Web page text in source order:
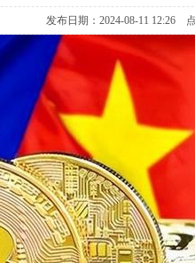
发布日期：2024-08-11 12:26